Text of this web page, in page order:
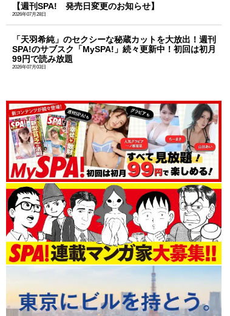
【週刊SPA! 発売日変更のお知らせ】
2026年07月28日
「天羽希純」のセクシーな秘蔵カットを大放出！週刊
SPA!のサブスク「MySPA!」続々更新中！初回は初月
99円で読み放題
2026年07月03日